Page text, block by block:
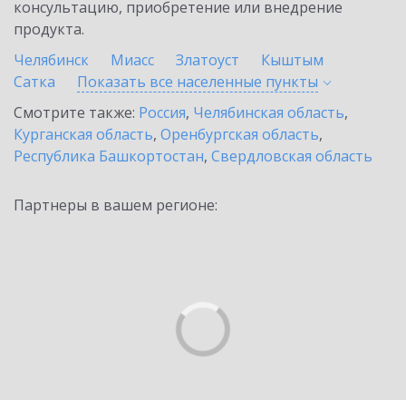
консультацию, приобретение или внедрение
продукта.
Челябинск
Миасс Златоуст
Кыштым
Сатка
Показать все населенные пункты
Смотрите также: Россия, Челябинская область,
Курганская область, Оренбургская область,
Республика Башкортостан, Свердловская область
Партнеры в вашем регионе: